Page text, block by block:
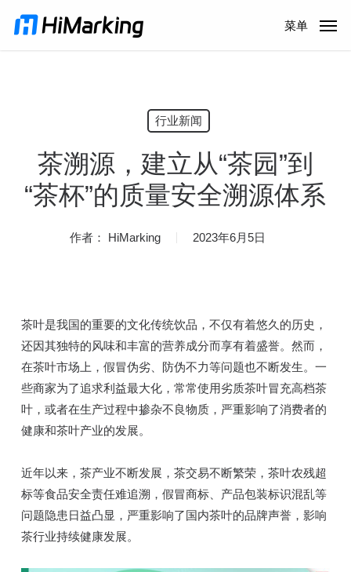
菜单
行业新闻
茶溯源，建立从“茶园”到
“茶杯”的质量安全溯源体系
作者： HiMarking 2023年6月5日
茶叶是我国的重要的文化传统饮品，不仅有着悠久的历史，
还因其独特的风味和丰富的营养成分而享有着盛誉。然而，
在茶叶市场上，假冒伪劣、防伪不力等问题也不断发生。一
些商家为了追求利益最大化，常常使用劣质茶叶冒充高档茶
叶，或者在生产过程中掺杂不良物质，严重影响了消费者的
健康和茶叶产业的发展。
近年以来，茶产业不断发展，茶交易不断繁荣，茶叶农残超
标等食品安全责任难追溯，假冒商标、产品包装标识混乱等
问题隐患日益凸显，严重影响了国内茶叶的品牌声誉，影响
茶行业持续健康发展。